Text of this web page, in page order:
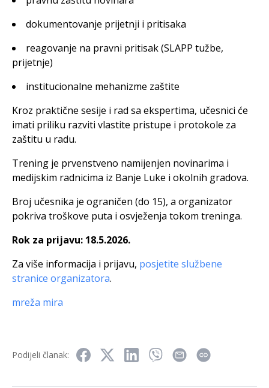
dokumentovanje prijetnji i pritisaka
reagovanje na pravni pritisak (SLAPP tužbe,
prijetnje)
institucionalne mehanizme zaštite
Kroz praktične sesije i rad sa ekspertima, učesnici će
imati priliku razviti vlastite pristupe i protokole za
zaštitu u radu.
Trening je prvenstveno namijenjen novinarima i
medijskim radnicima iz Banje Luke i okolnih gradova.
Broj učesnika je ograničen (do 15), a organizator
pokriva troškove puta i osvježenja tokom treninga.
Rok za prijavu: 18.5.2026.
Za više informacija i prijavu, posjetite službene
stranice organizatora.
mreža mira
Podijeli članak: